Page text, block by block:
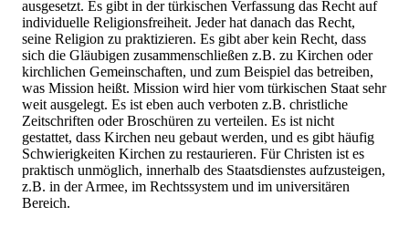
ausgesetzt. Es gibt in der türkischen Verfassung das Recht auf
individuelle Religionsfreiheit. Jeder hat danach das Recht,
seine Religion zu praktizieren. Es gibt aber kein Recht, dass
sich die Gläubigen zusammenschließen z.B. zu Kirchen oder
kirchlichen Gemeinschaften, und zum Beispiel das betreiben,
was Mission heißt. Mission wird hier vom türkischen Staat sehr
weit ausgelegt. Es ist eben auch verboten z.B. christliche
Zeitschriften oder Broschüren zu verteilen. Es ist nicht
gestattet, dass Kirchen neu gebaut werden, und es gibt häufig
Schwierigkeiten Kirchen zu restaurieren. Für Christen ist es
praktisch unmöglich, innerhalb des Staatsdienstes aufzusteigen,
z.B. in der Armee, im Rechtssystem und im universitären
Bereich.